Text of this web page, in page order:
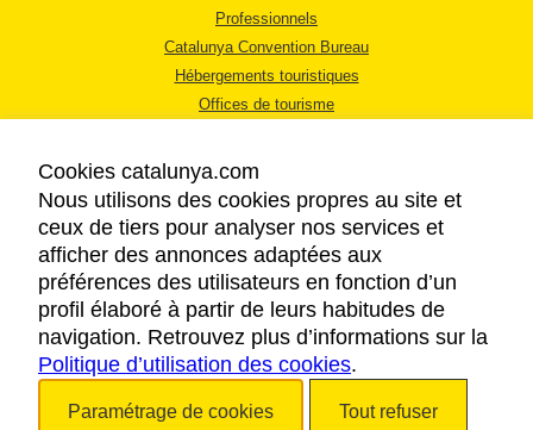
Professionnels
Catalunya Convention Bureau
Hébergements touristiques
Offices de tourisme
MENTIONS LÉGALES
RÈGLES DE CONFIDENTIALITÉ
COOKIES
ACCESSIBILITÉ
Cookies catalunya.com
Nous utilisons des cookies propres au site et
ceux de tiers pour analyser nos services et
afficher des annonces adaptées aux
préférences des utilisateurs en fonction d’un
profil élaboré à partir de leurs habitudes de
navigation. Retrouvez plus d’informations sur la
Politique d’utilisation des cookies.
Paramétrage de cookies Tout refuser